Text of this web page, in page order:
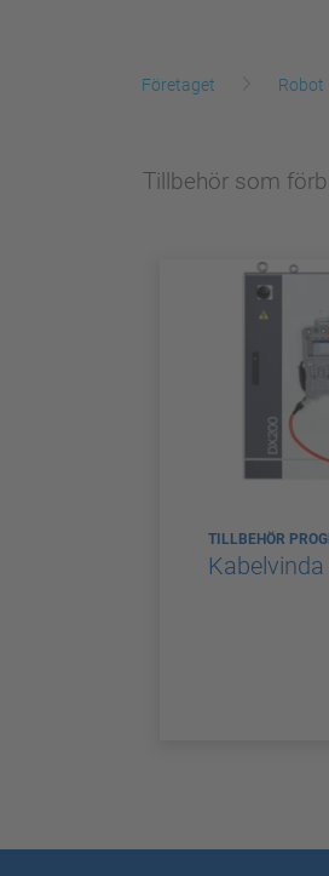
Företaget Robot
Tillbehör som
TILLBEHÖR
Kabelvinda